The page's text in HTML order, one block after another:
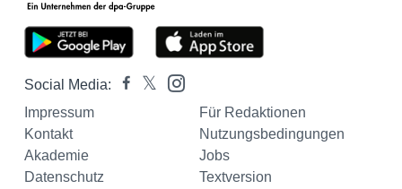
Social Media:
Impressum
Für Redaktionen
Kontakt
Nutzungsbedingungen
Akademie
Jobs
Datenschutz
Textversion